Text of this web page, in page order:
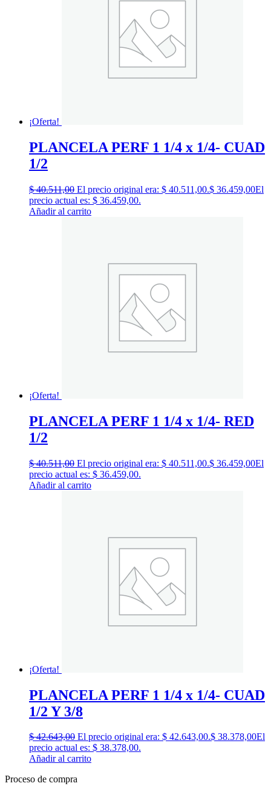
¡Oferta!
PLANCELA PERF 1 1/4 x 1/4- CUAD
1/2
$40.511,00 El precio original era: $ 40.511,00.$ 36.459,00El
precio actual es: $ 36.459,00.
Añadir al carrito
¡Oferta!
PLANCELA PERF 1 1/4 x 1/4- RED
1/2
$40.511,00 El precio original era: $ 40.511,00.$ 36.459,00El
precio actual es: $ 36.459,00.
Añadir al carrito
¡Oferta!
PLANCELA PERF 1 1/4 x 1/4- CUAD
1/2 Y 3/8
$42.643,00 El precio original era: $ 42.643,00.$ 38.378,00El
precio actual es: $ 38.378,00.
Añadir al carrito
Proceso de compra